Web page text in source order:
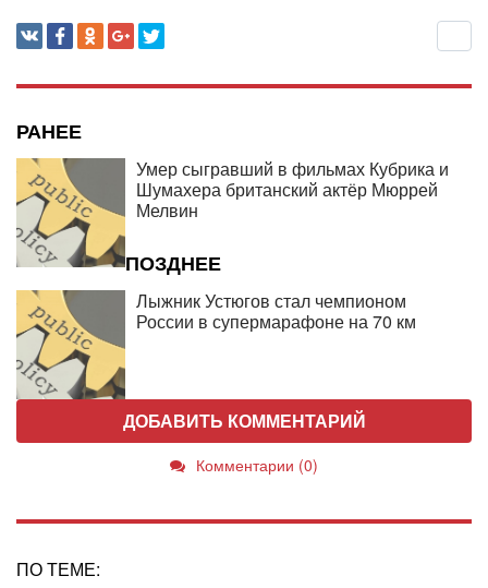
РАНЕЕ
Умер сыгравший в фильмах Кубрика и
Шумахера британский актёр Мюррей
Мелвин
ПОЗДНЕЕ
Лыжник Устюгов стал чемпионом
России в супермарафоне на 70 км
ДОБАВИТЬ КОММЕНТАРИЙ
Комментарии (0)
ПО ТЕМЕ: